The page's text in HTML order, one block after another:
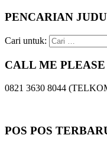
PENCARIAN
Cari untuk:
CALL ME PLEASE
0821 3630 8044
POS POS